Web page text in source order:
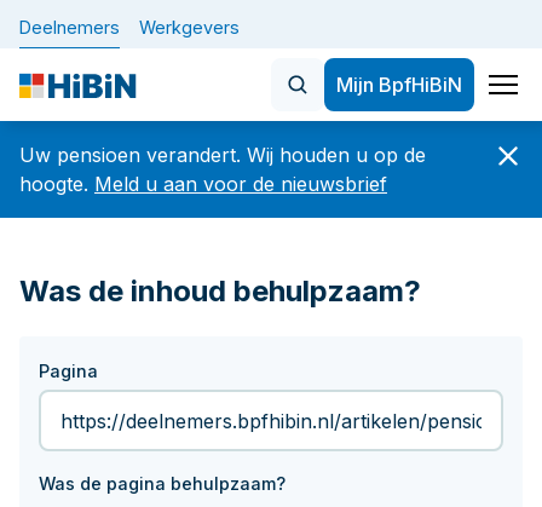
Deelnemers Werkgevers
Mijn BpfHiBiN
Nieuws
De nieuwe pensioenregeling
Verandering in werk of privé
Uw gegevens
BELANGRIJK: let op veranderingen in uw
De nieuwe pensioenregeling (WTP)
Nieuwsbrief
Uw pensioen verandert. Wij houden u op de
hoogte. Meld u aan voor de nieuwsbrief
Was de inhoud behulpzaam?
Pagina
Was de pagina behulpzaam?